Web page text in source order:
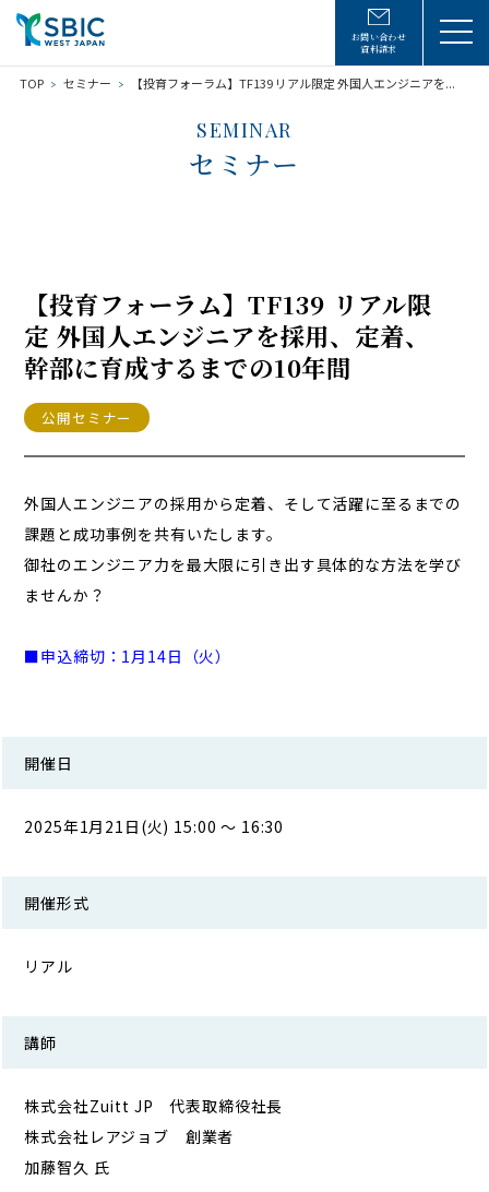
お問い合わせ
資料請求
TOP セミナー 【投育フォーラム】TF139 リアル限定 外国人エンジニアを...
SEMINAR
セミナー
【投育フォーラム】TF139 リアル限
定 外国人エンジニアを採用、定着、
幹部に育成するまでの10年間
公開セミナー
外国人エンジニアの採用から定着、そして活躍に至るまでの
課題と成功事例を共有いたします。
御社のエンジニア力を最大限に引き出す具体的な方法を学び
ませんか？
■申込締切：1月14日（火）
開催日
2025年1月21日(火) 15:00 ～ 16:30
開催形式
リアル
講師
株式会社Zuitt JP 代表取締役社長
株式会社レアジョブ 創業者
加藤智久 氏